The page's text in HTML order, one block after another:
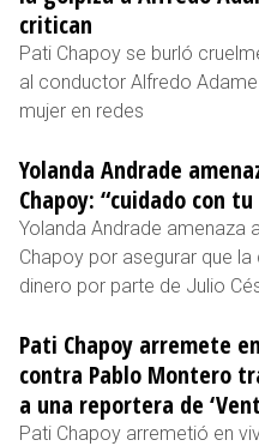
critican
Pati Chapoy se burló
al conductor Alfredo
mujer en redes
Yolanda Andrade
Chapoy: “cuidado con
Yolanda Andrade amenaza
Chapoy por asegurar que
dinero por parte de Julio
Pati Chapoy arremete
contra Pablo Montero
a una reportera de
Pati Chapoy arremetió en